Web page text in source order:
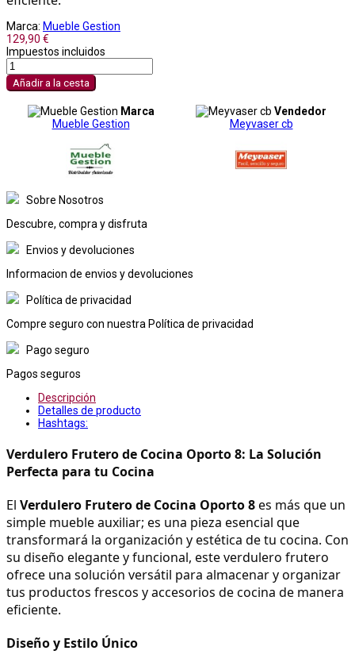
Marca: Mueble Gestion
129,90 €
Impuestos incluidos
Añadir a la cesta
Marca
Mueble Gestion
Vendedor
Meyvaser cb
Sobre Nosotros
Descubre, compra y disfruta
Envios y devoluciones
Informacion de envios y devoluciones
Política de privacidad
Compre seguro con nuestra Política de privacidad
Pago seguro
Pagos seguros
Descripción
Detalles de producto
Hashtags:
Verdulero Frutero de Cocina Oporto 8: La Solución
Perfecta para tu Cocina
El Verdulero Frutero de Cocina Oporto 8 es más que un
simple mueble auxiliar; es una pieza esencial que
transformará la organización y estética de tu cocina. Con
su diseño elegante y funcional, este verdulero frutero
ofrece una solución versátil para almacenar y organizar
tus productos frescos y accesorios de cocina de manera
eficiente.
Diseño y Estilo Único